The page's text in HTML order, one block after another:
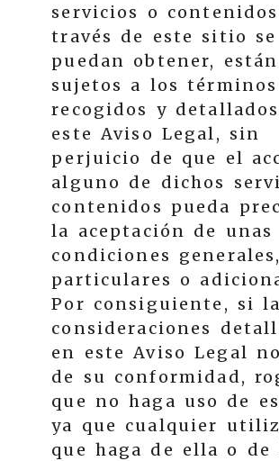
servicios o
través de este sitio se
puedan obtener, están
sujetos a los términos
recogidos y
este Aviso Legal, sin
perjuicio de que el
alguno de dichos
contenidos pueda
la aceptación de unas
condiciones generales,
particulares o
Por consiguiente, si
consideraciones
en este Aviso Legal
de su conformidad,
que no haga uso de
ya que cualquier
que haga de ella o de